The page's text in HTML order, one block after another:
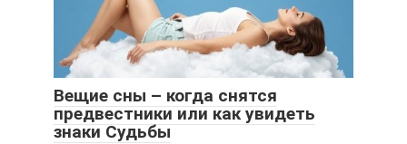
Вещие сны – когда снятся
предвестники или как увидеть
знаки Судьбы